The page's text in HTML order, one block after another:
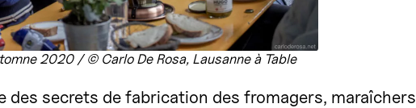
2020 / © Carlo De Rosa, Lausanne à Table
des secrets de fabrication des fromagers,